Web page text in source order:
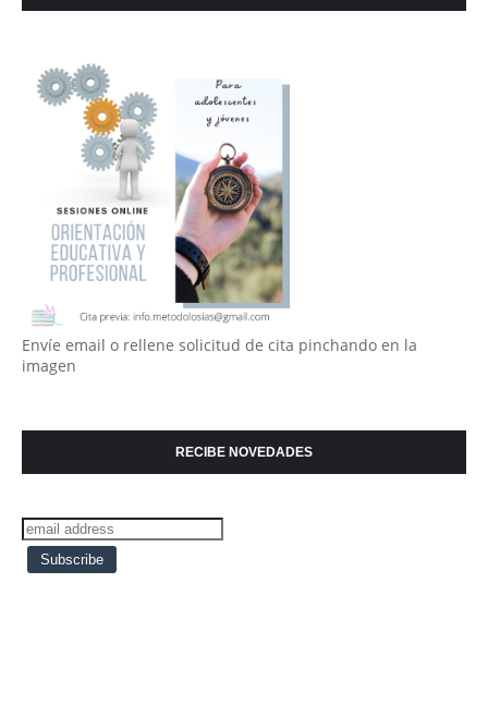
Envíe email o rellene solicitud de cita pinchando en la
imagen
RECIBE NOVEDADES